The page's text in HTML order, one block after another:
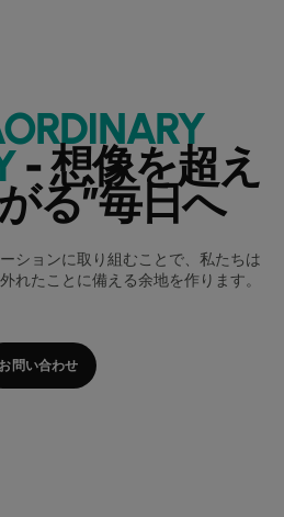
- 想像を超え
る”毎日へ
ションに取り組むことで、私たちは
れたことに備える余地を作ります。
お問い合わせ